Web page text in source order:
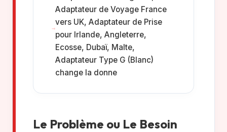
Adaptateur de Voyage France
vers UK, Adaptateur de Prise
pour Irlande, Angleterre,
Ecosse, Dubaï, Malte,
Adaptateur Type G (Blanc)
change la donne
Le Problème ou Le Besoin